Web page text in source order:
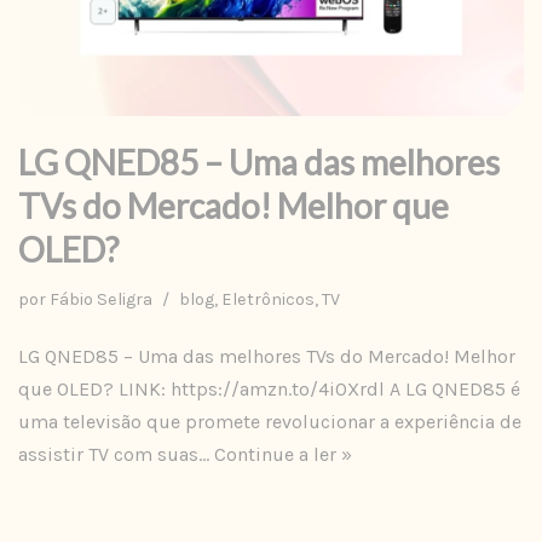
LG QNED85 – Uma das melhores
TVs do Mercado! Melhor que
OLED?
por Fábio Seligra blog, Eletrônicos,TV
LG QNED85 – Uma das melhores TVs do Mercado! Melhor
que OLED? LINK: https://amzn.to/4i0Xrdl A LG QNED85 é
uma televisão que promete revolucionar a experiência de
assistir TV com suas… Continue a ler »